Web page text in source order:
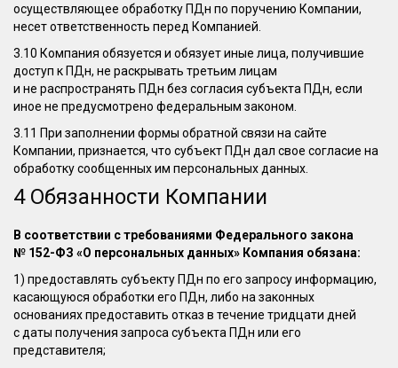
осуществляющее обработку ПДн по поручению Компании,
несет ответственность перед Компанией.
3.10 Компания обязуется и обязует иные лица, получившие
доступ к ПДн, не раскрывать третьим лицам
и не распространять ПДн без согласия субъекта ПДн, если
иное не предусмотрено федеральным законом.
3.11 При заполнении формы обратной связи на сайте
Компании, признается, что субъект ПДн дал свое согласие на
обработку сообщенных им персональных данных.
4 Обязанности Компании
В соответствии с требованиями Федерального закона
№ 152-ФЗ «О персональных данных» Компания обязана:
1) предоставлять субъекту ПДн по его запросу информацию,
касающуюся обработки его ПДн, либо на законных
основаниях предоставить отказ в течение тридцати дней
с даты получения запроса субъекта ПДн или его
представителя;